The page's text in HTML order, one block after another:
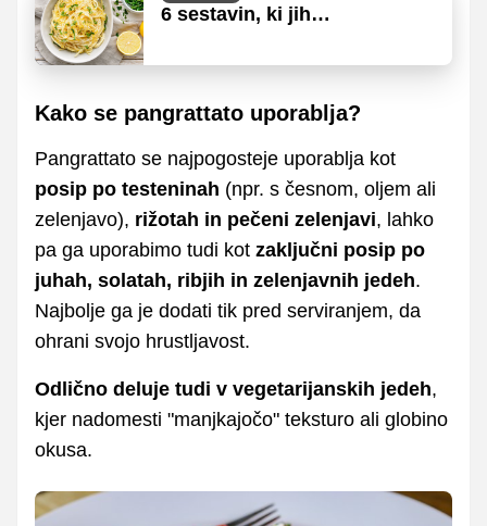
6 sestavin, ki jih
Kako se pangrattato uporablja?
Pangrattato se najpogosteje uporablja kot
posip po testeninah (npr. s česnom, oljem ali
zelenjavo), rižotah in pečeni zelenjavi, lahko
pa ga uporabimo tudi kot zaključni posip po
juhah, solatah, ribjih in zelenjavnih jedeh.
Najbolje ga je dodati tik pred serviranjem, da
ohrani svojo hrustljavost.
Odlično deluje tudi v vegetarijanskih jedeh,
kjer nadomesti "manjkajočo" teksturo ali globino
okusa.